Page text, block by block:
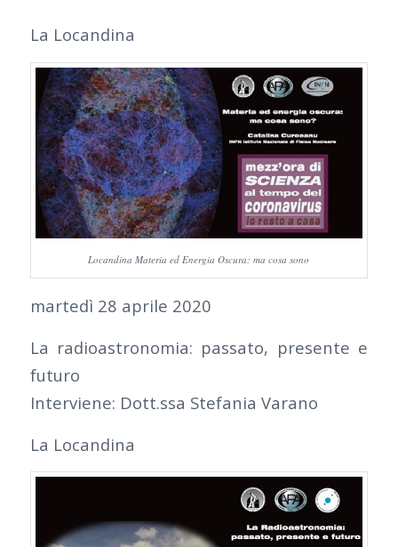
La Locandina
Locandina Materia ed Energia Oscura: ma cosa sono
martedì 28 aprile 2020
La radioastronomia: passato, presente e
futuro
Interviene: Dott.ssa Stefania Varano
La Locandina